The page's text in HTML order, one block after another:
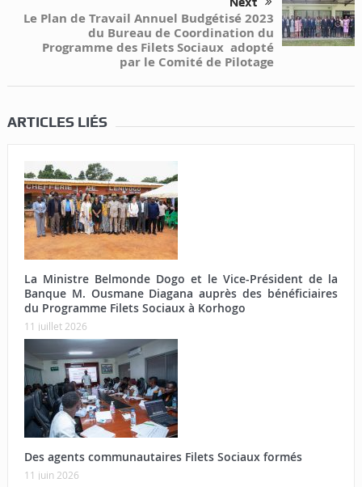
Le Plan de Travail Annuel Budgétisé 2023
du Bureau de Coordination du
Programme des Filets Sociaux adopté
par le Comité de Pilotage
ARTICLES LIÉS
La Ministre Belmonde Dogo et le Vice-Président de la
Banque M. Ousmane Diagana auprès des bénéficiaires
du Programme Filets Sociaux à Korhogo
11 juillet 2026
Des agents communautaires Filets Sociaux formés
11 juin 2026